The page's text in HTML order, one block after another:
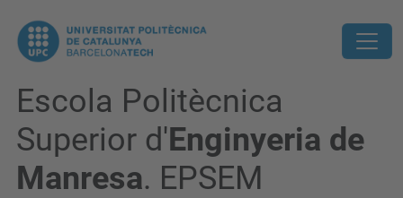
Escola Politècnica
Superior d'Enginyeria de
Manresa. EPSEM